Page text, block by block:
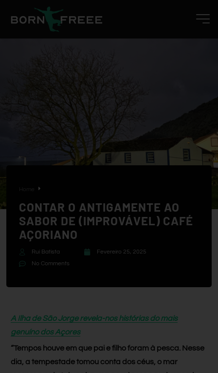
CONTAR O ANTIGAMENTE AO
SABOR DE (IMPROVÁVEL) CAFÉ
AÇORIANO
Rui Batista
Fevereiro 25, 2025
No Comments
A Ilha de São Jorge revela-nos histórias do mais
genuíno dos Açores
“Tempos houve em que pai e filho foram à pesca. Nesse
dia, a tempestade tomou conta dos céus, o mar